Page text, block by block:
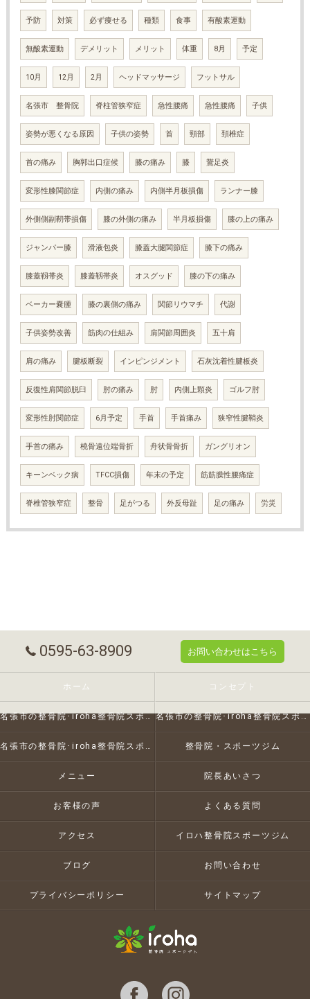
予防 対策 必ず痩せる 種類 食事 有酸素運動
無酸素運動 デメリット メリット 体重 8月 予定
10月 12月 2月 ヘッドマッサージ フットサル
名張市 整骨院 脊柱管狭窄症 急性腰痛 急性腰痛 子供
姿勢が悪くなる原因 子供の姿勢 首 頸部 頚椎症
首の痛み 胸郭出口症候 膝の痛み 膝 鵞足炎
変形性膝関節症 内側の痛み 内側半月板損傷 ランナー膝
外側側副靭帯損傷 膝の外側の痛み 半月板損傷 膝の上の痛み
ジャンパー膝 滑液包炎 膝蓋大腿関節症 膝下の痛み
膝蓋靱帯炎 膝蓋靱帯炎 オスグッド 膝の下の痛み
ベーカー嚢腫 膝の裏側の痛み 関節リウマチ 代謝
子供姿勢改善 筋肉の仕組み 肩関節周囲炎 五十肩
肩の痛み 腱板断裂 インピンジメント 石灰沈着性腱板炎
反復性肩関節脱臼 肘の痛み 肘 内側上顆炎 ゴルフ肘
変形性肘関節症 6月予定 手首 手首痛み 狭窄性腱鞘炎
手首の痛み 橈骨遠位端骨折 舟状骨骨折 ガングリオン
キーンベック病 TFCC損傷 年末の予定 筋筋膜性腰痛症
脊椎管狭窄症 整骨 足がつる 外反母趾 足の痛み 労災
0595-63-8909 お問い合わせはこちら
ホーム コンセプト
名張市の整骨院･iroha整骨院スポーツジムの口コミ情報 名張市の整骨院･iroha整骨院スポーツジムの評判
名張市の整骨院･iroha整骨院スポーツジムのお客様の声 整骨院・スポーツジム
メニュー 院長あいさつ
お客様の声 よくある質問
アクセス イロハ整骨院スポーツジム
ブログ お問い合わせ
プライバシーポリシー サイトマップ